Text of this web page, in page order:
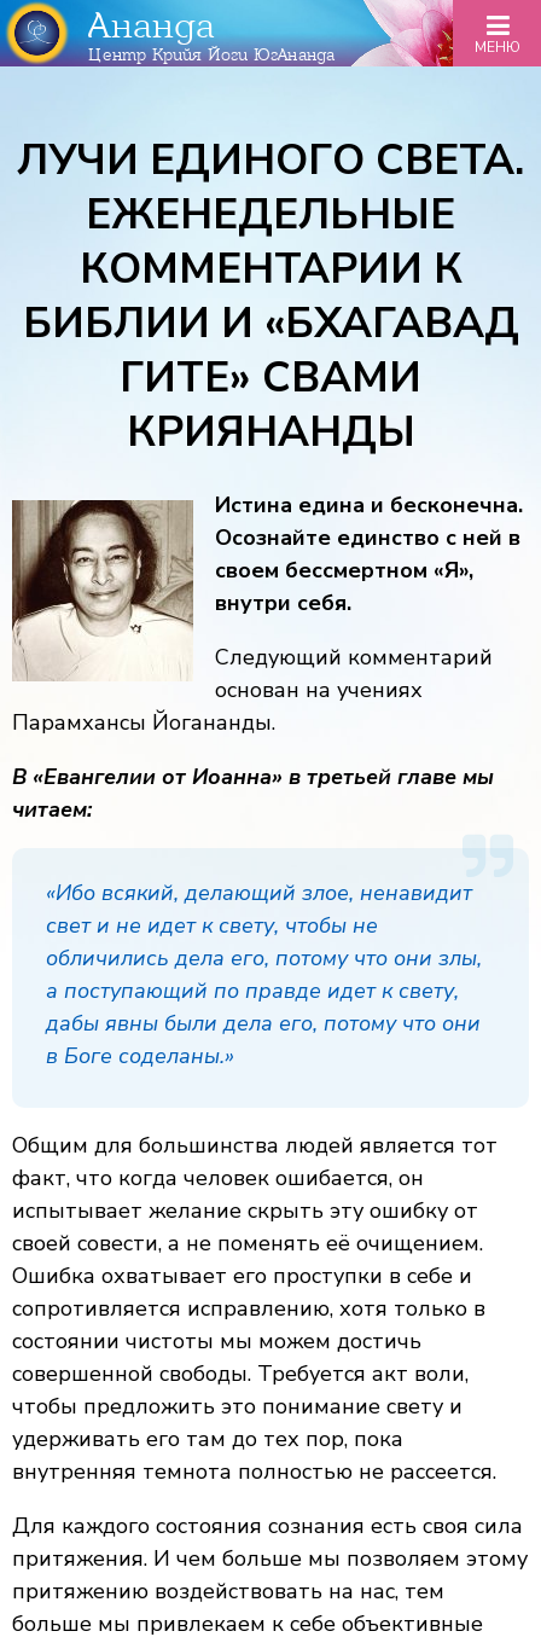
Ананда
Центр Крийя Йоги ЮгАнанда МЕНЮ
ЛУЧИ ЕДИНОГО СВЕТА.
ЕЖЕНЕДЕЛЬНЫЕ
КОММЕНТАРИИ К
БИБЛИИ И «БХАГАВАД
ГИТЕ» СВАМИ
КРИЯНАНДЫ
Истина едина и бесконечна.
Осознайте единство с ней в
своем бессмертном «Я»,
внутри себя.
Следующий комментарий
основан на учениях
Парамхансы Йогананды.
В «Евангелии от Иоанна» в третьей главе мы
читаем:
«Ибо всякий, делающий злое, ненавидит
свет и не идет к свету, чтобы не
обличились дела его, потому что они злы,
а поступающий по правде идет к свету,
дабы явны были дела его, потому что они
в Боге соделаны.»
Общим для большинства людей является тот
факт, что когда человек ошибается, он
испытывает желание скрыть эту ошибку от
своей совести, а не поменять её очищением.
Ошибка охватывает его проступки в себе и
сопротивляется исправлению, хотя только в
состоянии чистоты мы можем достичь
совершенной свободы. Требуется акт воли,
чтобы предложить это понимание свету и
удерживать его там до тех пор, пока
внутренняя темнота полностью не рассеется.
Для каждого состояния сознания есть своя сила
притяжения. И чем больше мы позволяем этому
притяжению воздействовать на нас, тем
больше мы привлекаем к себе объективные